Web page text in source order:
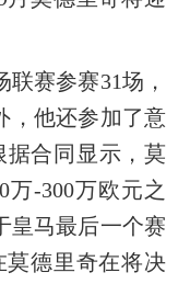
赛参赛31场，
，他还参加了意
据合同显示，莫
-300万欧元之
皇马最后一个赛
莫德里奇在将决